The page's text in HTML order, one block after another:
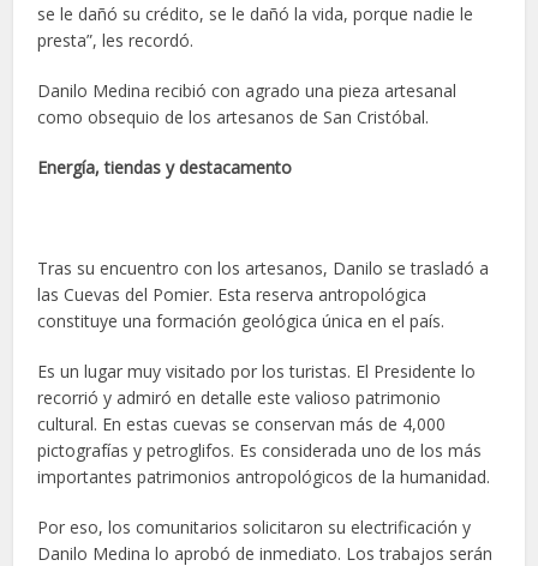
se le dañó su crédito, se le dañó la vida, porque nadie le
presta”, les recordó.
Danilo Medina recibió con agrado una pieza artesanal
como obsequio de los artesanos de San Cristóbal.
Energía, tiendas y destacamento
Tras su encuentro con los artesanos, Danilo se trasladó a
las Cuevas del Pomier. Esta reserva antropológica
constituye una formación geológica única en el país.
Es un lugar muy visitado por los turistas. El Presidente lo
recorrió y admiró en detalle este valioso patrimonio
cultural. En estas cuevas se conservan más de 4,000
pictografías y petroglifos. Es considerada uno de los más
importantes patrimonios antropológicos de la humanidad.
Por eso, los comunitarios solicitaron su electrificación y
Danilo Medina lo aprobó de inmediato. Los trabajos serán